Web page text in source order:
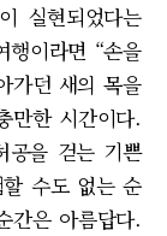
실현되었다는
이라면 “손을
가던 새의 목을
만한 시간이다.
공을 걷는 기쁜
수도 없는 순
간은 아름답다.